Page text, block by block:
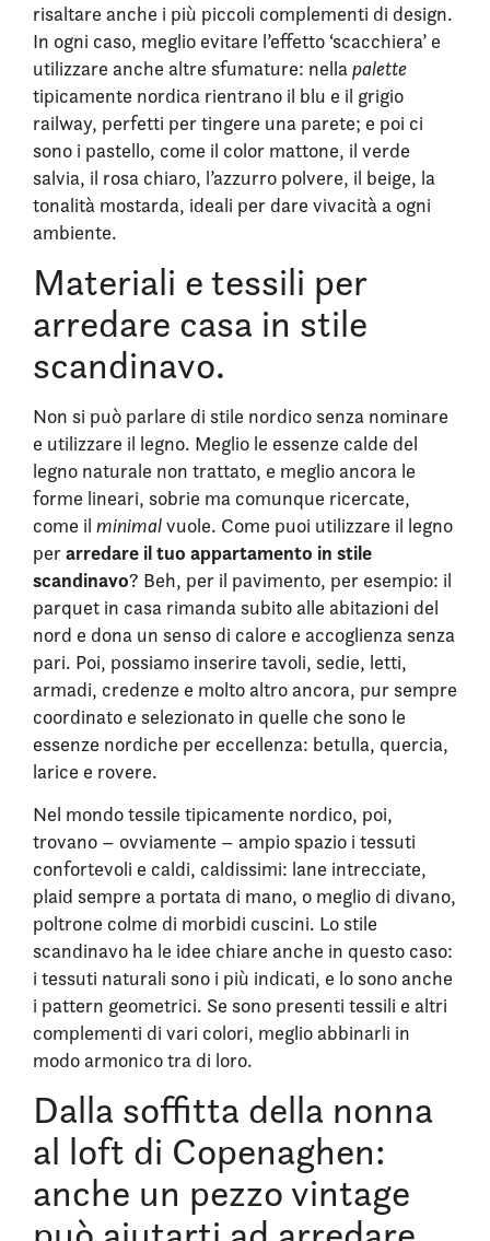
risaltare anche i più piccoli complementi di design.
In ogni caso, meglio evitare l’effetto ‘scacchiera’ e
utilizzare anche altre sfumature: nellapalette
tipicamente nordica rientrano il blu e il grigio
railway, perfetti per tingere una parete; e poi ci
sono i pastello, come il color mattone, il verde
salvia, il rosa chiaro, l’azzurro polvere, il beige, la
tonalità mostarda, ideali per dare vivacità a ogni
ambiente.
Materiali e tessili per
arredare casa in stile
scandinavo.
Non si può parlare di stile nordico senza nominare
e utilizzare il legno. Meglio le essenze calde del
legno naturale non trattato, e meglio ancora le
forme lineari, sobrie ma comunque ricercate,
come il minimalvuole. Come puoi utilizzare il legno
perarredare il tuo appartamento in stile
scandinavo? Beh, per il pavimento, per esempio: il
parquet in casa rimanda subito alle abitazioni del
nord e dona un senso di calore e accoglienza senza
pari. Poi, possiamo inserire tavoli, sedie, letti,
armadi, credenze e molto altro ancora, pur sempre
coordinato e selezionato in quelle che sono le
essenze nordiche per eccellenza: betulla, quercia,
larice e rovere.
Nel mondo tessile tipicamente nordico, poi,
trovano – ovviamente – ampio spazio i tessuti
confortevoli e caldi, caldissimi: lane intrecciate,
plaid sempre a portata di mano, o meglio di divano,
poltrone colme di morbidi cuscini. Lo stile
scandinavo ha le idee chiare anche in questo caso:
i tessuti naturali sono i più indicati, e lo sono anche
i pattern geometrici. Se sono presenti tessili e altri
complementi di vari colori, meglio abbinarli in
modo armonico tra di loro.
Dalla soffitta della nonna
al loft di Copenaghen:
anche un pezzo vintage